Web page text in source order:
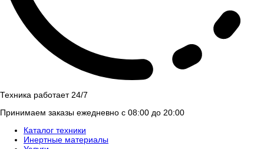
Техника работает 24/7
Принимаем заказы ежедневно с 08:00 до 20:00
Каталог техники
Инертные материалы